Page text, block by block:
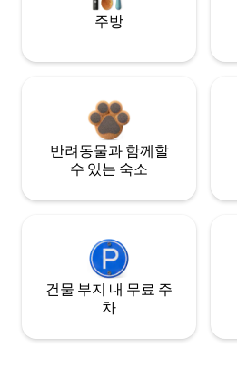
주방
반려동물과 함께할
수 있는 숙소
건물 부지 내 무료 주
차